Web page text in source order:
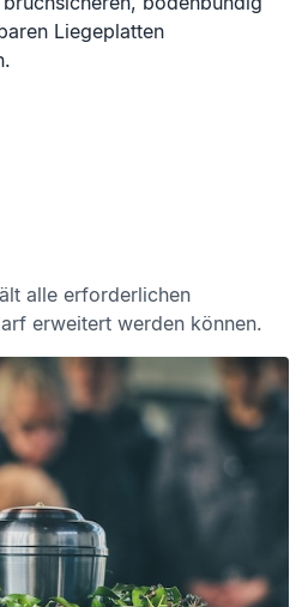
Liegeplatten
alle erforderlichen
erweitert werden können.